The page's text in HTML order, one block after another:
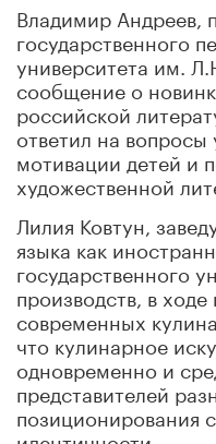
Владимир Андреев,
государственного
университета им.
сообщение о
российской
ответил на
мотивации детей и
художественной
Лилия Ковтун,
языка как
государственного
производств, в
современных
что кулинарное
одновременно и
представителей
позиционирования